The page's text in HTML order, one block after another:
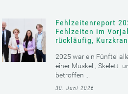
Fehlzeitenreport
Fehlzeiten im
rückläufig,
2025 war ein Fünftel
einer Muskel-, Skelett-
betroffen ...
30. Juni 2026